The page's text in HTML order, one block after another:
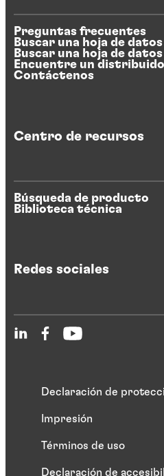
Preguntas frecuentes
Buscar una hoja de
Buscar una hoja de
Encuentre un
Contáctenos
Centro de recursos
Búsqueda de producto
Biblioteca técnica
Redes sociales
Declaración de
Impresión
Términos de uso
Declaración de